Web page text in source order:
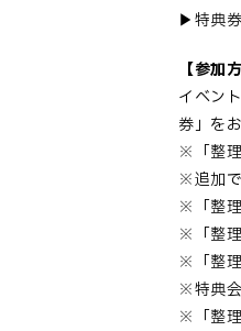
▶特典
【参加
イベン
券」を
※「整
※追加
※「整
※「整
※「整
※特典
※「整